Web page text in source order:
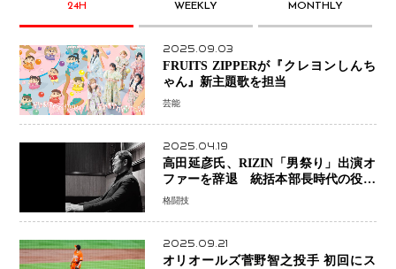
24H WEEKLY MONTHLY
2025.09.03
FRUITS ZIPPERが『クレヨンしんち
ゃん』新主題歌を担当
芸能
2025.04.19
高田延彦氏、RIZIN「男祭り」出演オ
ファーを辞退 統括本部長時代の役目
「すでに終えています」と明言
格闘技
2025.09.21
オリオールズ菅野智之投手 初回にス